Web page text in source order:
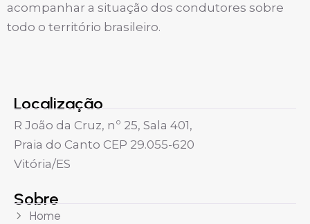
acompanhar a situação dos condutores sobre
todo o território brasileiro.
Localização
R João da Cruz, nº 25, Sala 401,
Praia do Canto CEP 29.055-620
Vitória/ES
Sobre
Home